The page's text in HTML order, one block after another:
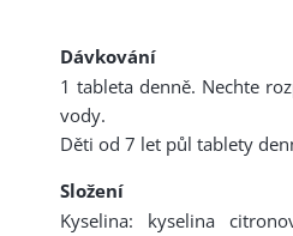
Dávkování
1 tableta denně. Nechte
vody.
Děti od 7 let půl tablety
Složení
Kyselina: kyselina